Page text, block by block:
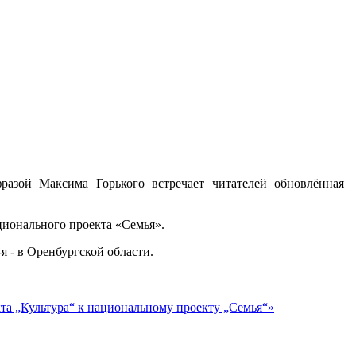
Максима Горького встречает читателей обновлённая
проекта «Семья».
- в Оренбургской области.
„Культура“ к национальному проекту „Семья“»